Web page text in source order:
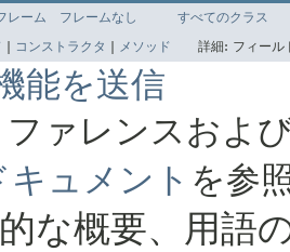
レーム フレームなし
すべてのクラス
コンストラクタ メソッド 詳細: フィー
能を送信
ァレンスおよ
キュメント を参
な概要、用語